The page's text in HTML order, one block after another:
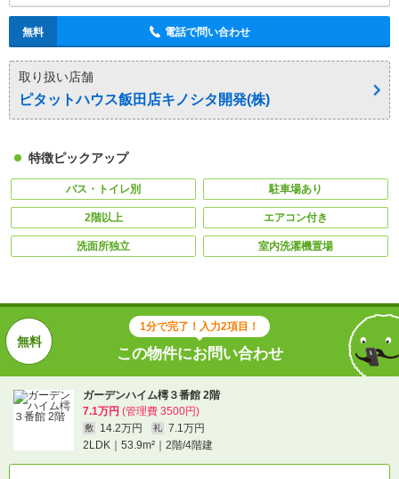
無料 電話で問い合わせ
取り扱い店舗
ピタットハウス飯田店キノシタ開発(株)
特徴ピックアップ
バス・トイレ別 駐車場あり
2階以上 エアコン付き
洗面所独立 室内洗濯機置場
1分で完了！入力2項目！
この物件にお問い合わせ
ガーデンハイム樗３番館 2階
7.1万円 (管理費 3500円)
敷 14.2万円 礼
7.1万円
2LDK｜53.9m²｜2階/4階建